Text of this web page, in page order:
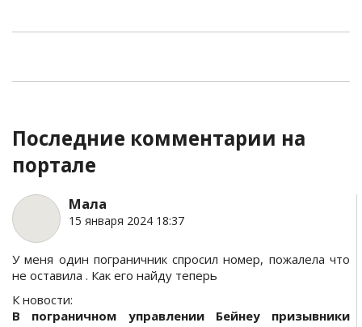
Последние комментарии на
портале
Мала
15 января 2024 18:37
У меня один пограничник спросил номер, пожалела что
не оставила . Как его найду теперь
К новости:
В пограничном управлении Бейнеу призывники